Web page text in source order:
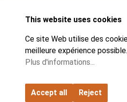
This website uses cookies
Ce site Web utilise des
meilleure expérience possible.
Plus d'informations...
Accept all Reject